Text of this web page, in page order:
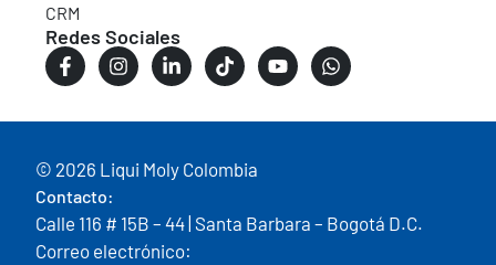
CRM
Redes Sociales
© 2026 Liqui Moly Colombia
Contacto:
Calle 116 # 15B – 44 | Santa Barbara – Bogotá D.C.
Correo electrónico: